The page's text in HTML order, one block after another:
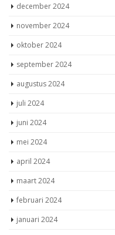
december 2024
november 2024
oktober 2024
september 2024
augustus 2024
juli 2024
juni 2024
mei 2024
april 2024
maart 2024
februari 2024
januari 2024